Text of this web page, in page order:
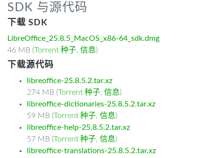
SDK 与源代码
下载 SDK
LibreOffice_25.8.5_MacOS_x86-64_sdk.dmg
46 MB (Torrent 种子, 信息)
下载源代码
libreoffice-25.8.5.2.tar.xz
274 MB (Torrent 种子, 信息)
libreoffice-dictionaries-25.8.5.2.tar.xz
59 MB (Torrent 种子, 信息)
libreoffice-help-25.8.5.2.tar.xz
57 MB (Torrent 种子, 信息)
libreoffice-translations-25.8.5.2.tar.xz